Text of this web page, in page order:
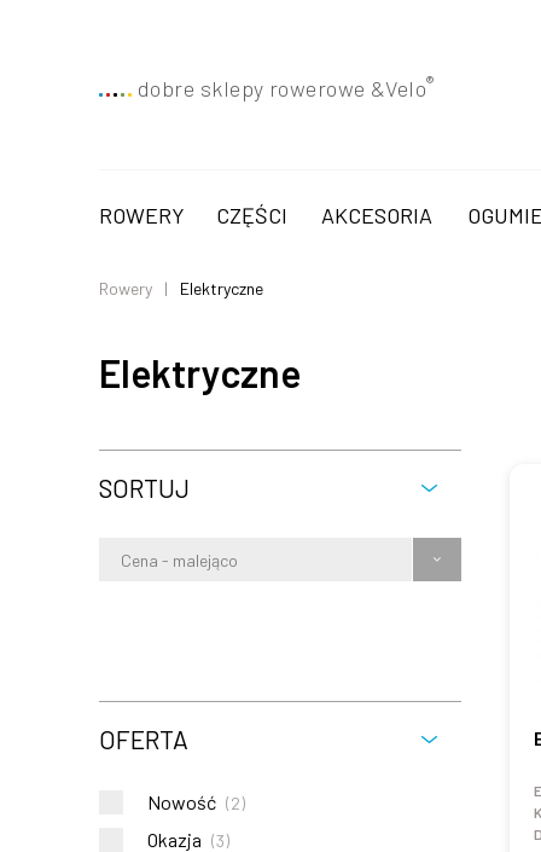
dobre sklepy rowerowe &Velo®
ROWERY CZĘŚCI AKCESORIA
Rowery Elektryczne
Elektryczne
SORTUJ
Cena - malejąco
OFERTA
Nowość (2)
Okazja (3)